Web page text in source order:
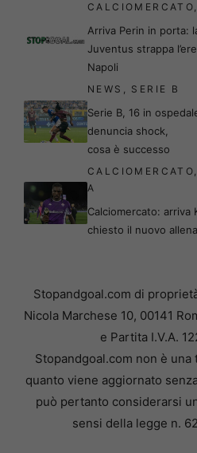
CALCIOMERCATO,
Arriva Perin in porta:
Juventus strappa
Napoli
NEWS , SERIE B
Serie B, 16 in
denuncia shock,
cosa è successo
CALCIOMERCATO,
A
Calciomercato: arriva
chiesto il nuovo
Stopandgoal.com di
Nicola Marchese 10, 00141
e Partita I.V.A.
Stopandgoal.com non è
quanto viene aggiornato
può pertanto considerarsi
sensi della legge n.